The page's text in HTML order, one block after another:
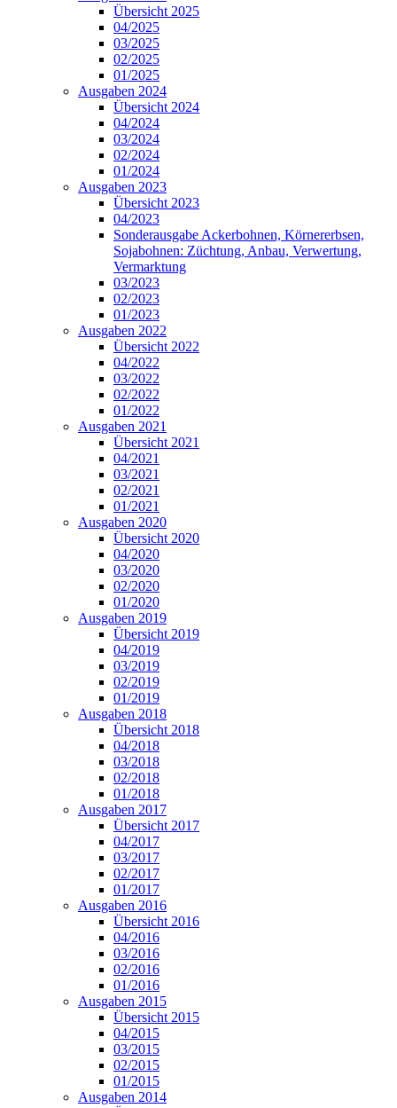
Übersicht 2025
04/2025
03/2025
02/2025
01/2025
Ausgaben 2024
Übersicht 2024
04/2024
03/2024
02/2024
01/2024
Ausgaben 2023
Übersicht 2023
04/2023
Sonderausgabe Ackerbohnen, Körnererbsen,
Sojabohnen: Züchtung, Anbau, Verwertung,
Vermarktung
03/2023
02/2023
01/2023
Ausgaben 2022
Übersicht 2022
04/2022
03/2022
02/2022
01/2022
Ausgaben 2021
Übersicht 2021
04/2021
03/2021
02/2021
01/2021
Ausgaben 2020
Übersicht 2020
04/2020
03/2020
02/2020
01/2020
Ausgaben 2019
Übersicht 2019
04/2019
03/2019
02/2019
01/2019
Ausgaben 2018
Übersicht 2018
04/2018
03/2018
02/2018
01/2018
Ausgaben 2017
Übersicht 2017
04/2017
03/2017
02/2017
01/2017
Ausgaben 2016
Übersicht 2016
04/2016
03/2016
02/2016
01/2016
Ausgaben 2015
Übersicht 2015
04/2015
03/2015
02/2015
01/2015
Ausgaben 2014